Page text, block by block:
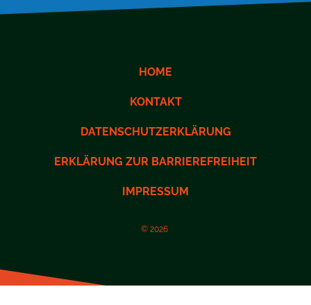
HOME
KONTAKT
DATENSCHUTZERKLÄRUNG
ERKLÄRUNG ZUR BARRIEREFREIHEIT
IMPRESSUM
© 2026